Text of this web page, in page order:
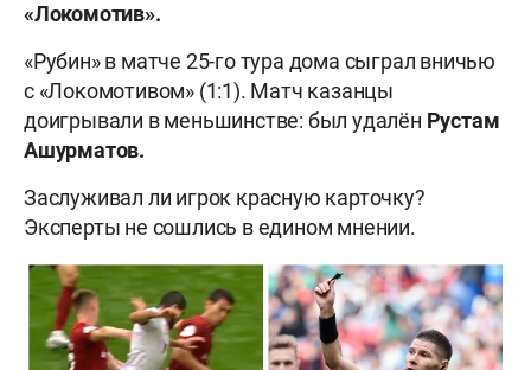
«Локомотив».
«Рубин» в матче 25-го тура дома сыграл вничью
с «Локомотивом» (1:1). Матч казанцы
доигрывали в меньшинстве: был удалён Рустам
Ашурматов.
Заслуживал ли игрок красную карточку?
Эксперты не сошлись в едином мнении.